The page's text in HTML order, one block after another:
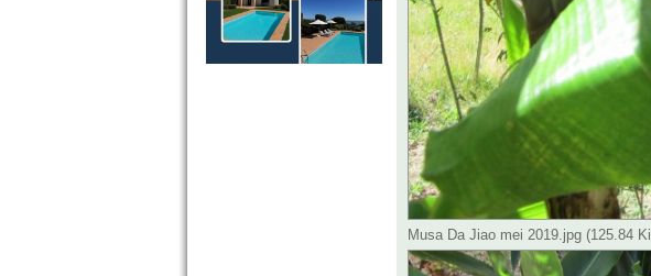
Musa Da Jiao mei 2019.jpg (125.84